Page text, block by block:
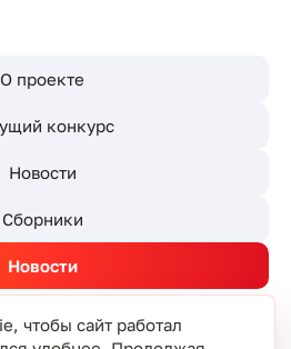
О проекте
конкурс
Новости
Сборники
Новости
чтобы сайт работал